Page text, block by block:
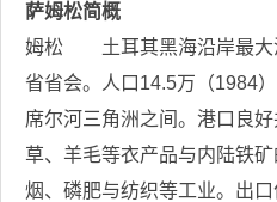
萨姆松简概
姆松 土耳其黑海沿岸最大
省省会。人口14.5万（1984
席尔河三角洲之间。港口良
草、羊毛等衣产品与内陆铁
烟、磷肥与纺织等工业。出